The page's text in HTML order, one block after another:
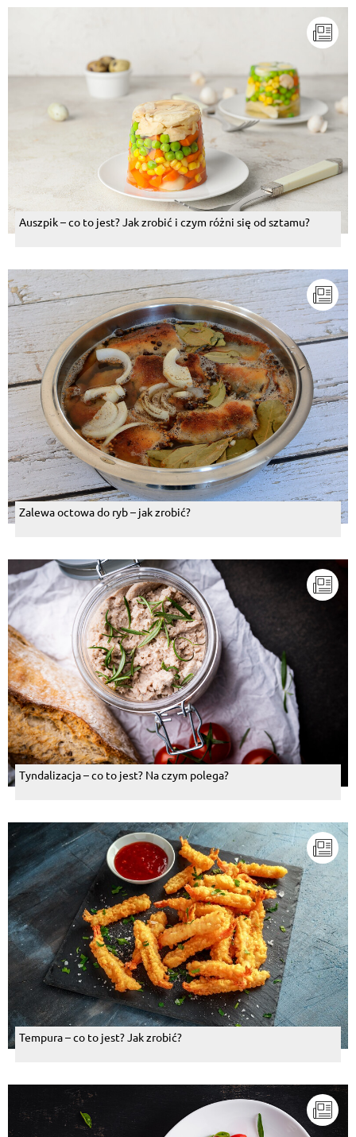
Auszpik – co to jest? Jak zrobić i czym różni się od sztamu?
Zalewa octowa do ryb – jak zrobić?
Tyndalizacja – co to jest? Na czym polega?
Tempura – co to jest? Jak zrobić?